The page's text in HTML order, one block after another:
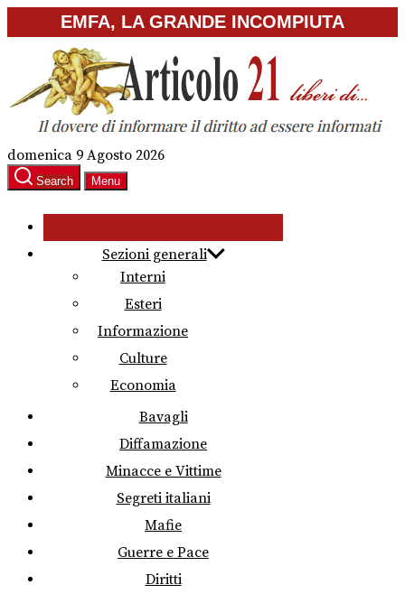
to
content
EMFA, LA GRANDE INCOMPIUTA
domenica 9 Agosto 2026
Search Menu
Sezioni generali
Interni
Esteri
Informazione
Culture
Economia
Bavagli
Diffamazione
Minacce e Vittime
Segreti italiani
Mafie
Guerre e Pace
Diritti